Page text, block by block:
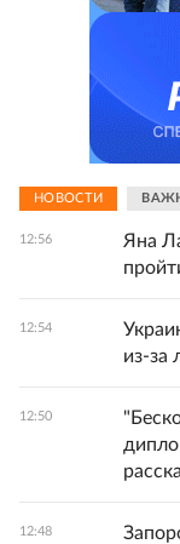
НОВОСТИ
12:56
Яна
12:54
из-за
12:50
12:48